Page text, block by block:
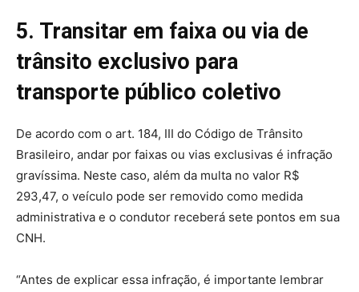
5. Transitar em faixa ou via de
trânsito exclusivo para
transporte público coletivo
De acordo com o art. 184, III do Código de Trânsito
Brasileiro, andar por faixas ou vias exclusivas é infração
gravíssima. Neste caso, além da multa no valor R$
293,47, o veículo pode ser removido como medida
administrativa e o condutor receberá sete pontos em sua
CNH.
“Antes de explicar essa infração, é importante lembrar